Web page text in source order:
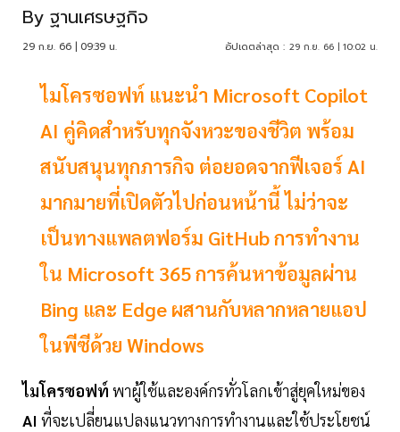
By ฐานเศรษฐกิจ
29 ก.ย. 66 | 09:39 น. อัปเดตล่าสุด : 29 ก.ย. 66 | 10:02 น.
ไมโครซอฟท์ แนะนำ Microsoft Copilot
AI คู่คิดสำหรับทุกจังหวะของชีวิต พร้อม
สนับสนุนทุกภารกิจ ต่อยอดจากฟีเจอร์ AI
มากมายที่เปิดตัวไปก่อนหน้านี้ ไม่ว่าจะ
เป็นทางแพลตฟอร์ม GitHub การทำงาน
ใน Microsoft 365 การค้นหาข้อมูลผ่าน
Bing และ Edge ผสานกับหลากหลายแอป
ในพีซีด้วย Windows
ไมโครซอฟท์ พาผู้ใช้และองค์กรทั่วโลกเข้าสู่ยุคใหม่ของ
AI ที่จะเปลี่ยนแปลงแนวทางการทำงานและใช้ประโยชน์